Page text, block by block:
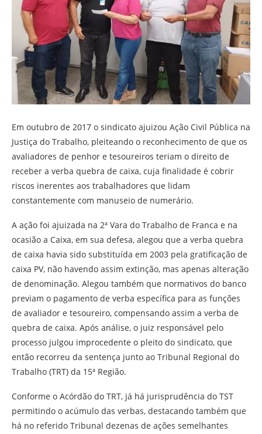
Em outubro de 2017 o sindicato ajuizou Ação Civil Pública na
Justiça do Trabalho, pleiteando o reconhecimento de que os
avaliadores de penhor e tesoureiros teriam o direito de
receber a verba quebra de caixa, cuja finalidade é cobrir
riscos inerentes aos trabalhadores que lidam
constantemente com manuseio de numerário.
A ação foi ajuizada na 2ª Vara do Trabalho de Franca e na
ocasião a Caixa, em sua defesa, alegou que a verba quebra
de caixa havia sido substituída em 2003 pela gratificação de
caixa PV, não havendo assim extinção, mas apenas alteração
de denominação. Alegou também que normativos do banco
previam o pagamento de verba específica para as funções
de avaliador e tesoureiro, compensando assim a verba de
quebra de caixa. Após análise, o juiz responsável pelo
processo julgou improcedente o pleito do sindicato, que
então recorreu da sentença junto ao Tribunal Regional do
Trabalho (TRT) da 15ª Região.
Conforme o Acórdão do TRT, já há jurisprudência do TST
permitindo o acúmulo das verbas, destacando também que
há no referido Tribunal dezenas de ações semelhantes